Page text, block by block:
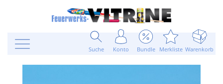
Suche Konto Bundle Merkliste Warenkorb